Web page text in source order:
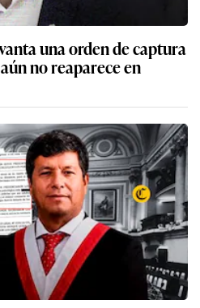
una orden de captura
no reaparece en